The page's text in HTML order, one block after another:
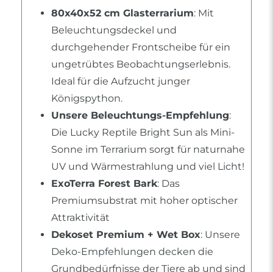
80x40x52 cm Glasterrarium: Mit
Beleuchtungsdeckel und
durchgehender Frontscheibe für ein
ungetrübtes Beobachtungserlebnis.
Ideal für die Aufzucht junger
Königspython.
Unsere Beleuchtungs-Empfehlung:
Die Lucky Reptile Bright Sun als Mini-
Sonne im Terrarium sorgt für naturnahe
UV und Wärmestrahlung und viel Licht!
ExoTerra Forest Bark: Das
Premiumsubstrat mit hoher optischer
Attraktivität
Dekoset Premium + Wet Box: Unsere
Deko-Empfehlungen decken die
Grundbedürfnisse der Tiere ab und sind